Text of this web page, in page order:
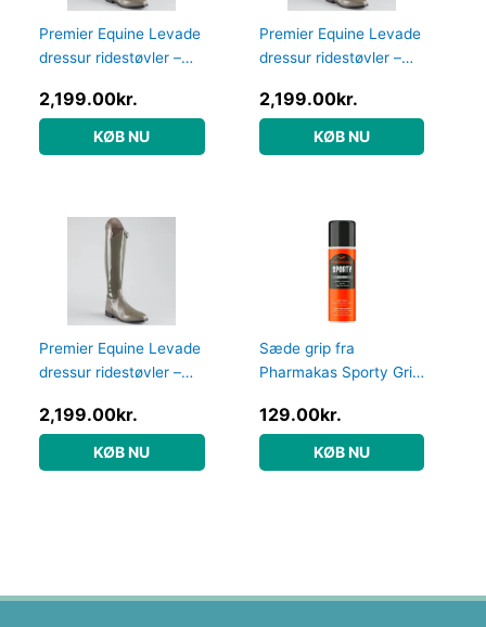
Premier Equine Levade
dressur ridestøvler –
2,199.00kr.
KØB NU
Premier Equine Levade
dressur ridestøvler –
2,199.00kr.
KØB NU
Premier Equine Levade
dressur ridestøvler –
2,199.00kr.
KØB NU
Sæde grip fra
Pharmakas Sporty Grip
spray
129.00kr.
KØB NU